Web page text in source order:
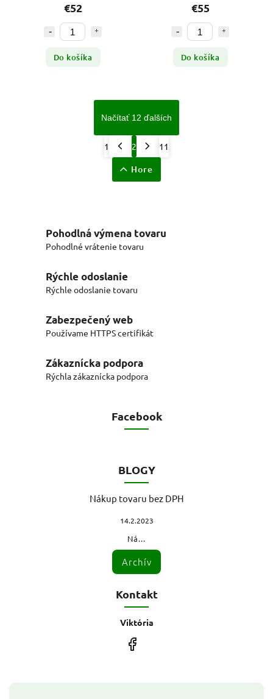
€52
Do košíka
€55
Do košíka
Načítať 12 ďalších
1 2 11
Hore
Pohodlná výmena tovaru
Pohodlné vrátenie tovaru
Rýchle odoslanie
Rýchle odoslanie tovaru
Zabezpečený web
Používame HTTPS certifikát
Zákaznícka podpora
Rýchla zákaznícka podpora
Facebook
BLOGY
Nákup tovaru bez DPH
14.2.2023
Ná...
Archív
Kontakt
Viktória